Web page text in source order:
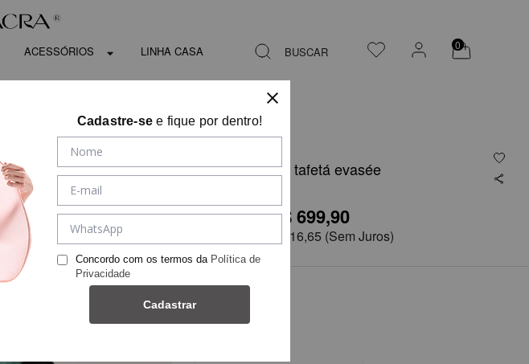
ACESSÓRIOS LINHA CASA BUSCAR 0
Saia midi em tafetá evasée
R$1.399,75 R$ 699,90
R$ 116,65 (Sem Juros)
Cadastre-se e fique por dentro!
Concordo com os termos da Política de
Privacidade
Cadastrar